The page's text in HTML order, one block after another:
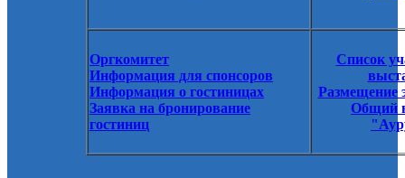
Оргкомитет
Информация для спонсоров
Информация о гостиницах
Заявка на бронирование
гостиниц
Список
Размещение
Общий